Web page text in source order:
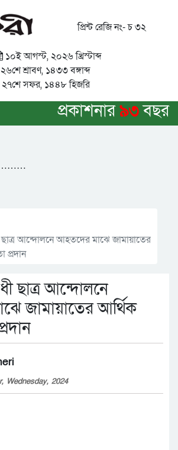
প্রিন্ট রেজি নং- চ ৩২
১০ই আগস্ট, ২০২৬ খ্রিস্টাব্দ
২৬শে শ্রাবণ, ১৪৩৩ বঙ্গাব্দ
২৭শে সফর, ১৪৪৮ হিজরি
প্রকাশনার৯৩বছর
ছাত্র আন্দোলনে আহতদের মাঝে জামায়াতের
প্রদান
ছাত্র আন্দোলনে
জামায়াতের আর্থিক
Wednesday, 2024